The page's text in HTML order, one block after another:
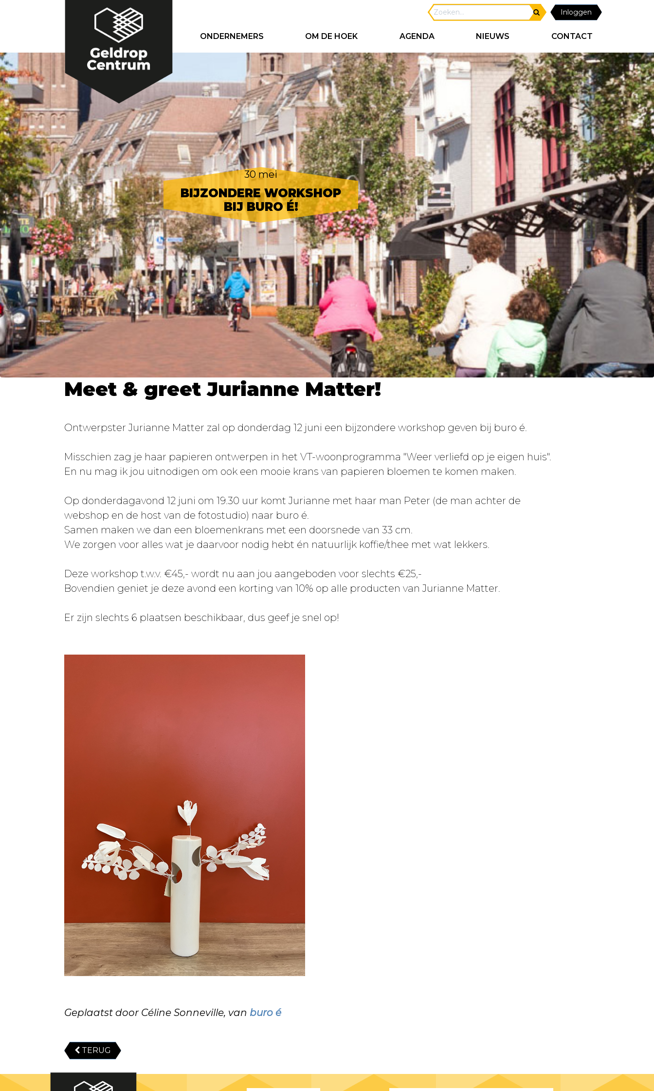
Inloggen
ONDERNEMERS OM DE HOEK AGENDA NIEUWS CONTACT
30 mei
BIJZONDERE WORKSHOP
BIJ BURO É!
Meet & greet Jurianne Matter!
Ontwerpster Jurianne Matter zal op donderdag 12 juni een bijzondere workshop geven bij buro é.
Misschien zag je haar papieren ontwerpen in het VT-woonprogramma "Weer verliefd op je eigen huis".
En nu mag ik jou uitnodigen om ook een mooie krans van papieren bloemen te komen maken.
Op donderdagavond 12 juni om 19.30 uur komt Jurianne met haar man Peter (de man achter de
webshop en de host van de fotostudio) naar buro é.
Samen maken we dan een bloemenkrans met een doorsnede van 33 cm.
We zorgen voor alles wat je daarvoor nodig hebt én natuurlijk koffie/thee met wat lekkers.
Deze workshop t.w.v. €45,- wordt nu aan jou aangeboden voor slechts €25,-
Bovendien geniet je deze avond een korting van 10% op alle producten van Jurianne Matter.
Er zijn slechts 6 plaatsen beschikbaar, dus geef je snel op!
Geplaatst door Céline Sonneville, van buro é
TERUG